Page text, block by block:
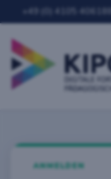
+49 (0) 4105 406188
ANMELDEN